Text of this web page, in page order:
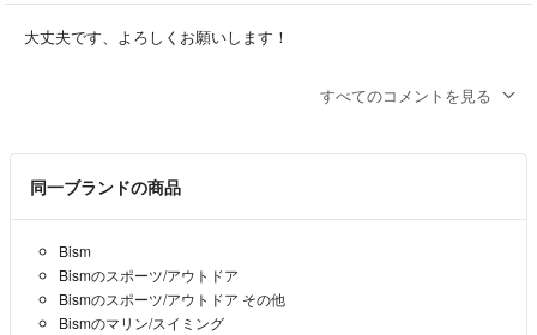
大丈夫です、よろしくお願いします！
何度もすみません
先程オーバーホール修理店に連絡したところ最低でも１マンかかると
いうことだったので、もうしんねないのですが25000でもよろしいで
すべてのコメントを見る
同一ブランドの商品
Bism
Bismのスポーツ/アウトドア
Bismのスポーツ/アウトドア その他
Bismのマリン/スイミング